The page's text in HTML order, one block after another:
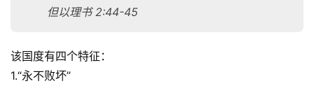
但以理书 2:44-45
该国度有四个特征：
1.“永不败坏”